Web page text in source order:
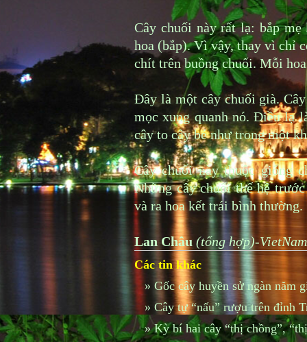
Cây chuối này rất lạ: bắp
hoa (bắp). Vì vậy, thay vì chỉ
chít trên buồng chuối. Mỗi
Đây là một cây chuối già.
mọc xung quanh nó. Điều lạ
cây to cây bé như trong một
Cây chuối này thuộc giống
Những cây chuối thế hệ
và ra hoa kết trái bình thường.
Lan Châu (tổng hợp)-
Các tin khác
» Gốc cây huyền sử ngàn năm
» Cây tự “nấu” rượu trên đỉnh
»Kỳ bí hai cây “thị chồng”,